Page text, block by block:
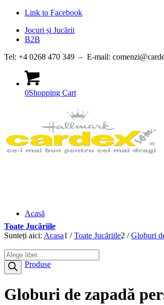
Link to Facebook
Jocuri și Jucării
B2B
Tel: +4 0268 470 349 – E-mail:
0Shopping Cart
Acasă
Produse
Toate Jucăriile
Sunteți aici: Acasa1 / Toate Jucăriile2 / Globuri
Products
search
Globuri de zapadă